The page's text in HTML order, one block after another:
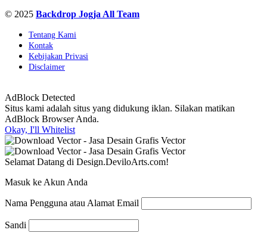
© 2025 Backdrop Jogja All Team
Tentang Kami
Kontak
Kebijakan Privasi
Disclaimer
AdBlock Detected
Situs kami adalah situs yang didukung iklan. Silakan matikan
AdBlock Browser Anda.
Okay, I'll Whitelist
Selamat Datang di Design.DeviloArts.com!
Masuk ke Akun Anda
Nama Pengguna atau Alamat Email
Sandi